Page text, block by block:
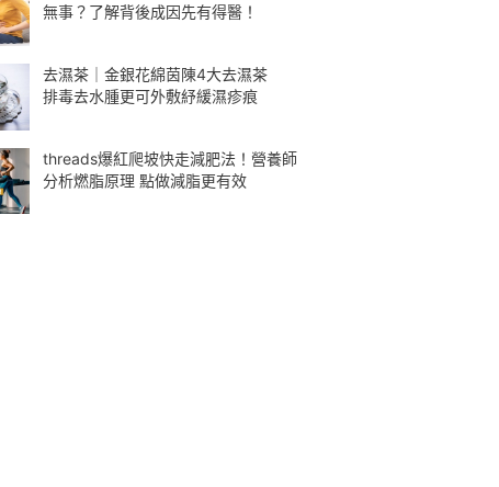
無事？了解背後成因先有得醫！
去濕茶｜金銀花綿茵陳4大去濕茶
排毒去水腫更可外敷紓緩濕疹痕
threads爆紅爬坡快走減肥法！營養師
分析燃脂原理 點做減脂更有效